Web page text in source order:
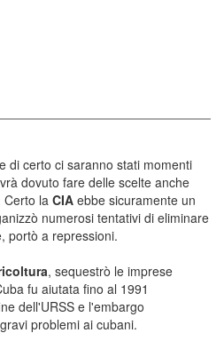
e di certo ci saranno stati momenti
dovuto fare delle scelte anche
la CIA ebbe sicuramente un
numerosi tentativi di eliminare
portò a repressioni.
, sequestrò le imprese
fu aiutata fino al 1991
dell'URSS e l'embargo
problemi ai cubani.